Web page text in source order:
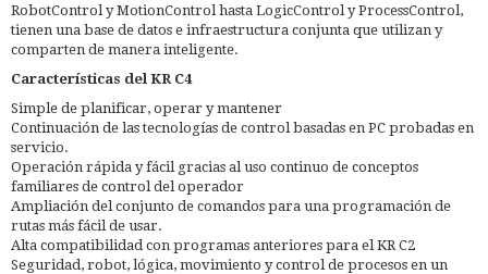
RobotControl y MotionControl hasta LogicControl y ProcessControl,
tienen una base de datos e infraestructura conjunta que utilizan y
comparten de manera inteligente.
Características del KR C4
Simple de planificar, operar y mantener
Continuación de las tecnologías de control basadas en PC probadas en
servicio.
Operación rápida y fácil gracias al uso continuo de conceptos
familiares de control del operador
Ampliación del conjunto de comandos para una programación de
rutas más fácil de usar.
Alta compatibilidad con programas anteriores para el KR C2
Seguridad, robot, lógica, movimiento y control de procesos en un